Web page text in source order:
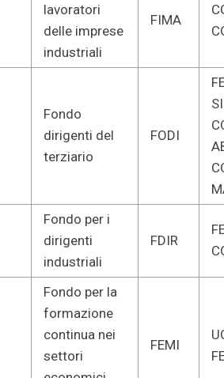
lavoratori
delle imprese
industriali
FIMA
Fondo
dirigenti del
terziario
FODI
Fondo per i
dirigenti
industriali
FDIR
Fondo per la
formazione
continua nei
settori
FEMI